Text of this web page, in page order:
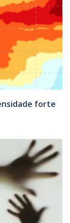
forte